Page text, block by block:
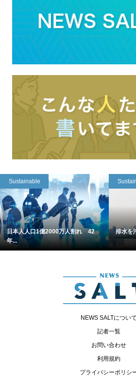
Sustainable
日本人人口1億2000万人割れ 42
年...
排水を
NEWS SALTについて
記者一覧
お問い合わせ
利用規約
プライバシーポリシ